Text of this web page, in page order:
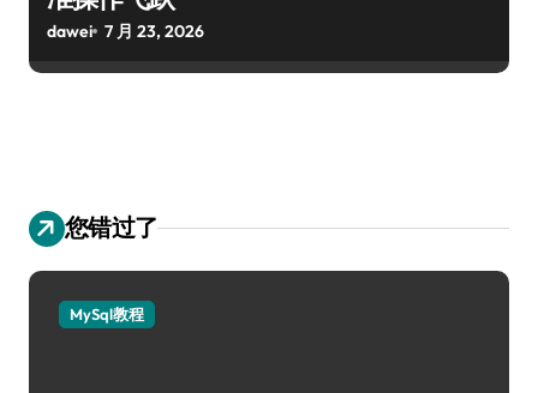
dawei 7 月 23, 2026
您错过了
MySql教程